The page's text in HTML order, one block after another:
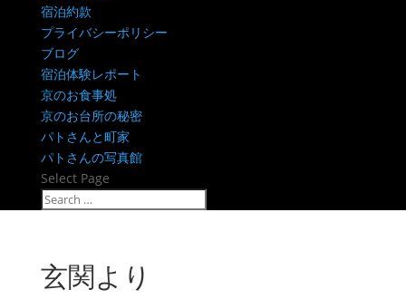
宿泊約款
プライバシーポリシー
ブログ
宿泊体験レポート
京のお食事処
京のお台所の秘密
パトさんと町家
パトさんの写真館
Select Page
玄関より